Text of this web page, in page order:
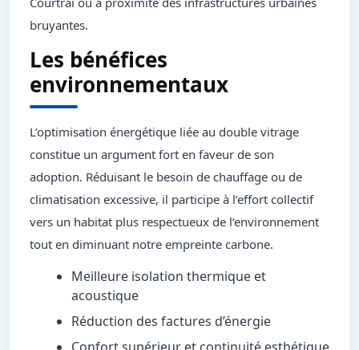
bruyantes.
Les bénéfices
environnementaux
L’optimisation énergétique liée au double vitrage
constitue un argument fort en faveur de son
adoption. Réduisant le besoin de chauffage ou de
climatisation excessive, il participe à l’effort collectif
vers un habitat plus respectueux de l’environnement
tout en diminuant notre empreinte carbone.
Meilleure isolation thermique et
acoustique
Réduction des factures d’énergie